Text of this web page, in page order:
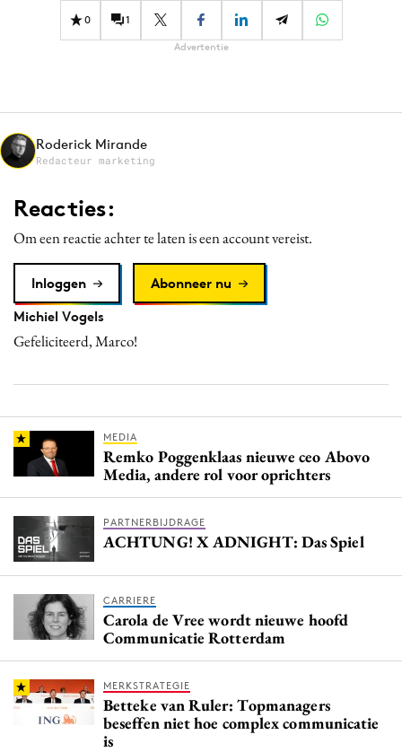
0 1
Advertentie
Roderick Mirande
Redacteur marketing
Reacties:
Om een reactie achter te laten is een account vereist.
Inloggen
Abonneer nu
Michiel Vogels
Gefeliciteerd, Marco!
MEDIA
Remko Poggenklaas nieuwe ceo Abovo
Media, andere rol voor oprichters
PARTNERBIJDRAGE
ACHTUNG! X ADNIGHT: Das Spiel
CARRIERE
Carola de Vree wordt nieuwe hoofd
Communicatie Rotterdam
MERKSTRATEGIE
Betteke van Ruler: Topmanagers
beseffen niet hoe complex communicatie
is